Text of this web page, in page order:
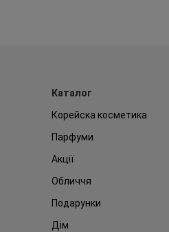
Каталог
Корейска косметика
Парфуми
Акції
Обличчя
Подарунки
Дім